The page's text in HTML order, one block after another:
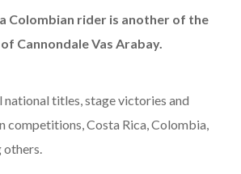
Colombian rider is another of the
Cannondale Vas Arabay.
titles, stage victories and
competitions, Costa Rica, Colombia,
others.